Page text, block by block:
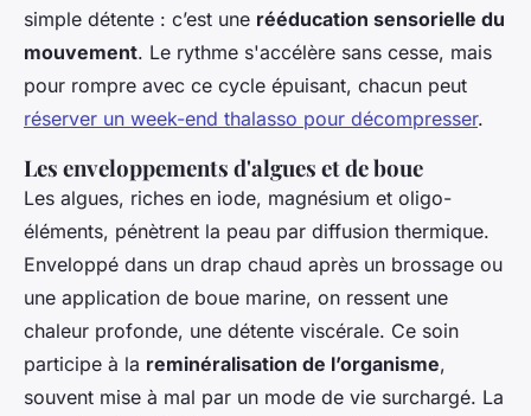
simple détente : c’est une rééducation sensorielle du
mouvement. Le rythme s'accélère sans cesse, mais
pour rompre avec ce cycle épuisant, chacun peut
réserver un week-end thalasso pour décompresser.
Les enveloppements d'algues et de boue
Les algues, riches en iode, magnésium et oligo-
éléments, pénètrent la peau par diffusion thermique.
Enveloppé dans un drap chaud après un brossage ou
une application de boue marine, on ressent une
chaleur profonde, une détente viscérale. Ce soin
participe à la reminéralisation de l’organisme,
souvent mise à mal par un mode de vie surchargé. La